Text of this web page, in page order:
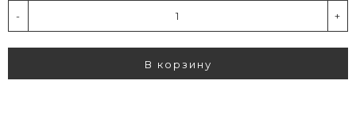
- +
В корзину